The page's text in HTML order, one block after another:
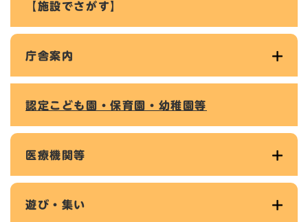
【施設でさがす】
庁舎案内
認定こども園・保育園・幼稚園等
医療機関等
遊び・集い